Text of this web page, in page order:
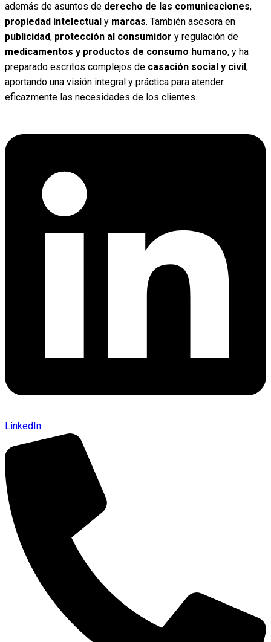
además de asuntos de derecho de las comunicaciones,
propiedad intelectual y marcas. También asesora en
publicidad, protección al consumidor y regulación de
medicamentos y productos de consumo humano, y ha
preparado escritos complejos de casación social y civil,
aportando una visión integral y práctica para atender
eficazmente las necesidades de los clientes.
LinkedIn